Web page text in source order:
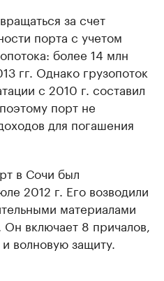
за счет
порта с учетом
более 14 млн
гг. Однако грузопоток
с 2010 г. составил
порт не
для погашения
в Сочи был
2012 г. Его возводили
материалами
включает 8 причалов,
волновую защиту.